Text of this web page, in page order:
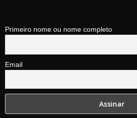
Primeiro nome ou nome completo
Email